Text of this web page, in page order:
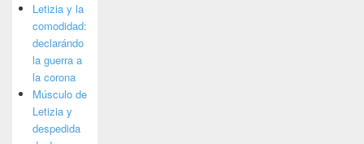
Letizia y la
comodidad:
declarándo
la guerra a
la corona
Músculo de
Letizia y
despedida